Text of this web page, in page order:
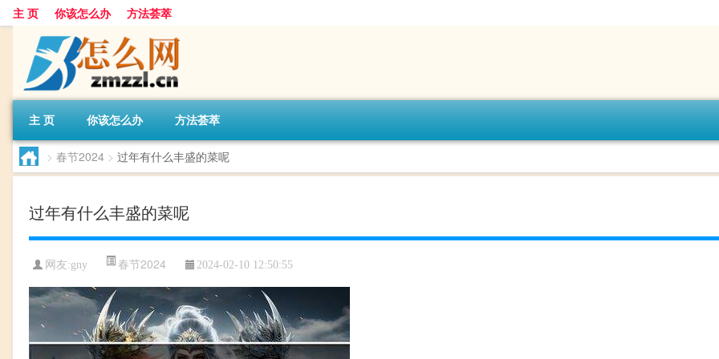
主 页 你该怎么办 方法荟萃
主 页 你该怎么办 方法荟萃
> 春节2024 > 过年有什么丰盛的菜呢
过年有什么丰盛的菜呢
网友:gny 春节2024 2024-02-10 12:50:55